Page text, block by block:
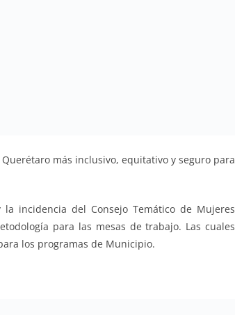
más inclusivo, equitativo y seguro para
incidencia del Consejo Temático de Mujeres
para las mesas de trabajo. Las cuales
los programas de Municipio.